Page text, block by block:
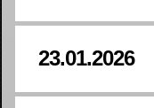
23.01.2026